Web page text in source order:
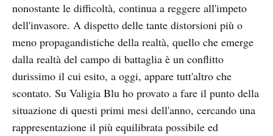
nonostante le difficoltà, continua a reggere all'impeto
dell'invasore. A dispetto delle tante distorsioni più o
meno propagandistiche della realtà, quello che emerge
dalla realtà del campo di battaglia è un conflitto
durissimo il cui esito, a oggi, appare tutt'altro che
scontato. Su Valigia Blu ho provato a fare il punto della
situazione di questi primi mesi dell'anno, cercando una
rappresentazione il più equilibrata possibile ed